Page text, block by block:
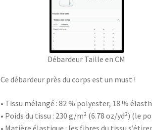
Débardeur Taille en CM
Ce débardeur près du corps est un must !
• Tissu mélangé : 82 % polyester, 18 %
• Poids du tissu : 230 g/m² (6.78 oz/yd²) (le
• Matière élastique : les fibres du tissu